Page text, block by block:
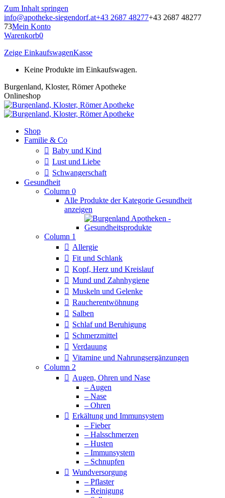
Zum Inhalt springen
info@apotheke-siegendorf.at+43 2687 48277+43 2687 48277
73Mein Konto
Warenkorb0
Zeige EinkaufswagenKasse
Keine Produkte im Einkaufswagen.
Burgenland, Kloster, Römer Apotheke
Onlineshop
Shop
Familie & Co
Baby und Kind
Lust und Liebe
Schwangerschaft
Gesundheit
Column 0
Alle Produkte der Kategorie Gesundheit
anzeigen
Column 1
Allergie
Fit und Schlank
Kopf, Herz und Kreislauf
Mund und Zahnhygiene
Muskeln und Gelenke
Raucherentwöhnung
Salben
Schlaf und Beruhigung
Schmerzmittel
Verdauung
Vitamine und Nahrungsergänzungen
Column 2
Augen, Ohren und Nase
– Augen
– Nase
– Ohren
Erkältung und Immunsystem
– Fieber
– Halsschmerzen
– Husten
– Immunsystem
– Schnupfen
Wundversorgung
– Pflaster
– Reinigung